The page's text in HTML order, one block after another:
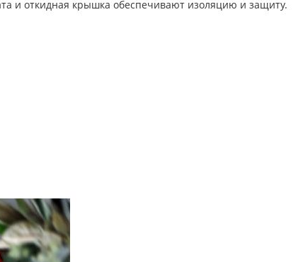
и откидная крышка обеспечивают изоляцию и защиту.